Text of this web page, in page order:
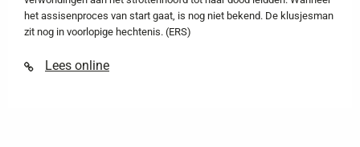
het assisenproces van start gaat, is nog niet bekend. De klusjesman
zit nog in voorlopige hechtenis. (ERS)
Lees online